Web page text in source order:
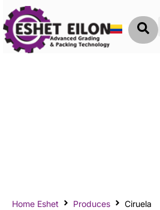
Home Eshet Produces Ciruela